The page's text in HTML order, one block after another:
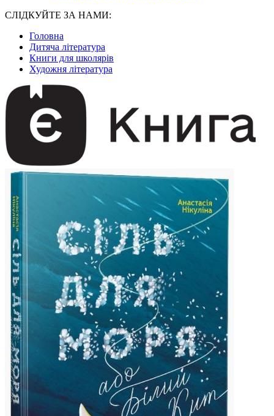
СЛІДКУЙТЕ ЗА НАМИ:
Головна
Дитяча література
Книги для школярів
Художня література